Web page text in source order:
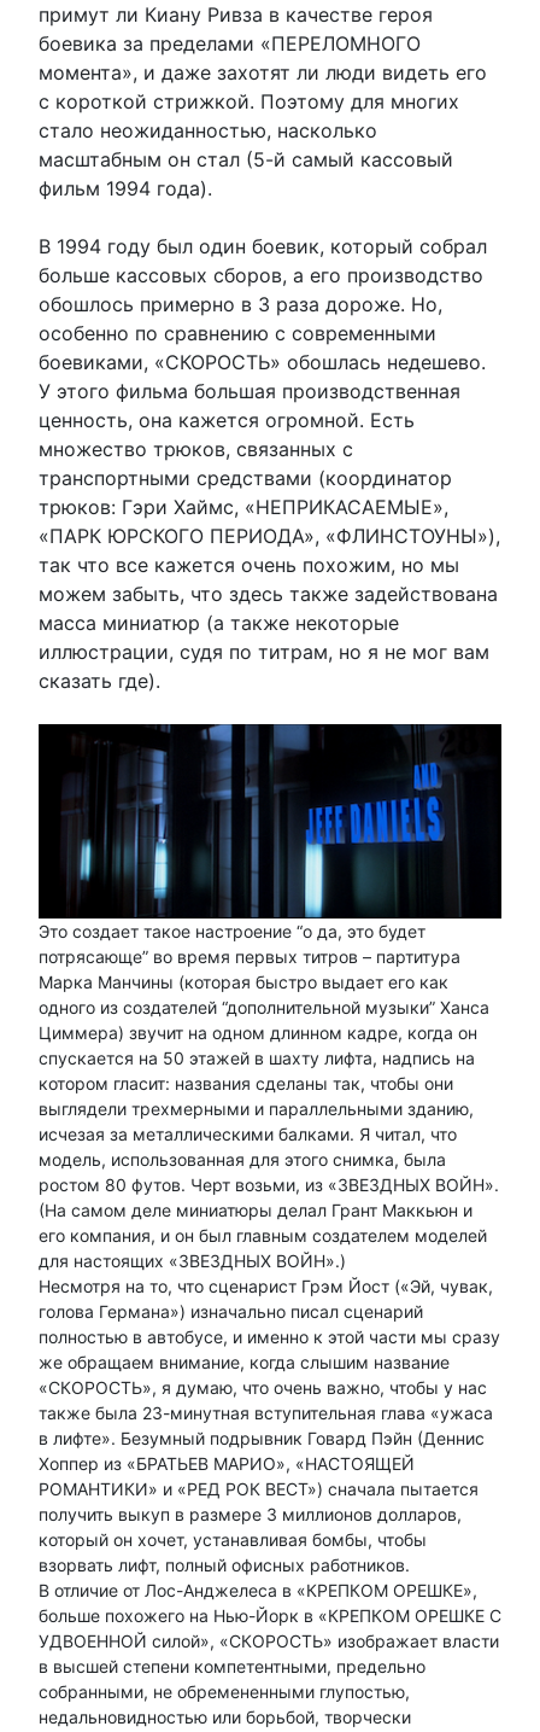
примут ли Киану Ривза в качестве героя
боевика за пределами «ПЕРЕЛОМНОГО
момента», и даже захотят ли люди видеть его
с короткой стрижкой. Поэтому для многих
стало неожиданностью, насколько
масштабным он стал (5-й самый кассовый
фильм 1994 года).
В 1994 году был один боевик, который собрал
больше кассовых сборов, а его производство
обошлось примерно в 3 раза дороже. Но,
особенно по сравнению с современными
боевиками, «СКОРОСТЬ» обошлась недешево.
У этого фильма большая производственная
ценность, она кажется огромной. Есть
множество трюков, связанных с
транспортными средствами (координатор
трюков: Гэри Хаймс, «НЕПРИКАСАЕМЫЕ»,
«ПАРК ЮРСКОГО ПЕРИОДА», «ФЛИНСТОУНЫ»),
так что все кажется очень похожим, но мы
можем забыть, что здесь также задействована
масса миниатюр (а также некоторые
иллюстрации, судя по титрам, но я не мог вам
сказать где).
Это создает такое настроение “о да, это будет
потрясающе” во время первых титров – партитура
Марка Манчины (которая быстро выдает его как
одного из создателей “дополнительной музыки” Ханса
Циммера) звучит на одном длинном кадре, когда он
спускается на 50 этажей в шахту лифта, надпись на
котором гласит: названия сделаны так, чтобы они
выглядели трехмерными и параллельными зданию,
исчезая за металлическими балками. Я читал, что
модель, использованная для этого снимка, была
ростом 80 футов. Черт возьми, из «ЗВЕЗДНЫХ ВОЙН».
(На самом деле миниатюры делал Грант Маккьюн и
его компания, и он был главным создателем моделей
для настоящих «ЗВЕЗДНЫХ ВОЙН».)
Несмотря на то, что сценарист Грэм Йост («Эй, чувак,
голова Германа») изначально писал сценарий
полностью в автобусе, и именно к этой части мы сразу
же обращаем внимание, когда слышим название
«СКОРОСТЬ», я думаю, что очень важно, чтобы у нас
также была 23-минутная вступительная глава «ужаса
в лифте». Безумный подрывник Говард Пэйн (Деннис
Хоппер из «БРАТЬЕВ МАРИО», «НАСТОЯЩЕЙ
РОМАНТИКИ» и «РЕД РОК ВЕСТ») сначала пытается
получить выкуп в размере 3 миллионов долларов,
который он хочет, устанавливая бомбы, чтобы
взорвать лифт, полный офисных работников.
В отличие от Лос-Анджелеса в «КРЕПКОМ ОРЕШКЕ»,
больше похожего на Нью-Йорк в «КРЕПКОМ ОРЕШКЕ С
УДВОЕННОЙ силой», «СКОРОСТЬ» изображает власти
в высшей степени компетентными, предельно
собранными, не обремененными глупостью,
недальновидностью или борьбой, творчески